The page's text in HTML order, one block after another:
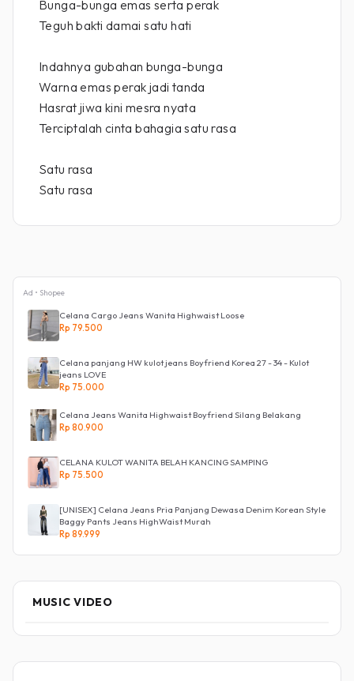
Bunga-bunga emas serta perak
Teguh bakti damai satu hati
Indahnya gubahan bunga-bunga
Warna emas perak jadi tanda
Hasrat jiwa kini mesra nyata
Terciptalah cinta bahagia satu rasa
Satu rasa
Satu rasa
Ad • Shopee
Celana Cargo Jeans Wanita Highwaist Loose
Rp 79.500
Celana panjang HW kulot jeans Boyfriend Korea 27 - 34 - Kulot
jeans LOVE
Rp 75.000
Celana Jeans Wanita Highwaist Boyfriend Silang Belakang
Rp 80.900
CELANA KULOT WANITA BELAH KANCING SAMPING
Rp 75.500
[UNISEX] Celana Jeans Pria Panjang Dewasa Denim Korean Style
Baggy Pants Jeans HighWaist Murah
Rp 89.999
MUSIC VIDEO